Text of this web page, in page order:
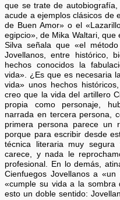
que se trate de
acude a ejemplos clásicos de
de Buen Amor» o el
egipcio», de Mika Waltari, que
Silva señala que «el
Jovellanos, entre histórico,
hechos conocidos la
vida». ¿Es que es necesaria
vida» unos hechos
creo que la vida del artillero
propia como personaje,
narrada en tercera persona,
primera persona parece un
porque para escribir desde
técnica literaria muy
carece, y nada le
profesional. En lo demás,
Cienfuegos Jovellanos a
«cumple su vida a la sombra
esto un doble sentido: